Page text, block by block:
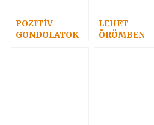
POZITÍV
GONDOLATOK
LEHET
ÖRÖMBEN